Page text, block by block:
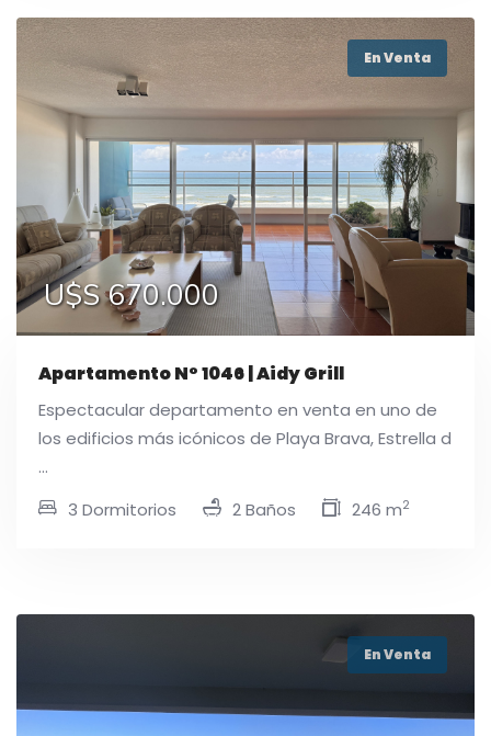
En Venta
U$S 670.000
Apartamento N° 1046 | Aidy Grill
Espectacular departamento en venta en uno de
los edificios más icónicos de Playa Brava, Estrella d
...
3 Dormitorios
2 Baños 246 m2
En Venta